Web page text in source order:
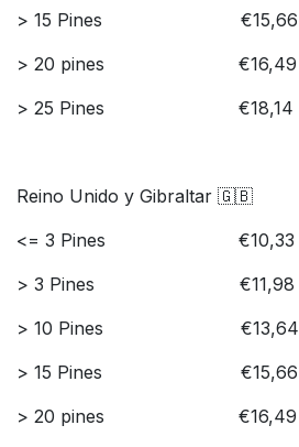
> ​15 Pines
​​€15,66
> 20 pines
​€​​16,49
> 25 Pines
​€18,14
Reino Unido y Gibraltar 🇬🇧
<= 3 Pines
​€10,33
> 3 Pines
​€​11,98
> 10 Pines
​€13,64
> ​15 Pines
​€15,66
> ​20 pines
​€​​16,49